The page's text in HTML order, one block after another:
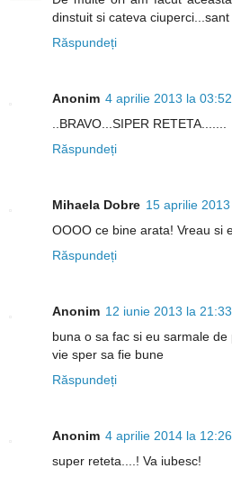
dinstuit si cateva
Răspundeți
Anonim 4 aprilie 2013 la 03:52
..BRAVO...SIPER RETETA.......
Răspundeți
Mihaela Dobre 15 aprilie
OOOO ce bine arata! Vreau si
Răspundeți
Anonim 12 iunie 2013 la 21:33
buna o sa fac si eu sarmale
vie sper sa fie bune
Răspundeți
Anonim 4 aprilie 2014 la 12:26
super reteta....! Va iubesc!